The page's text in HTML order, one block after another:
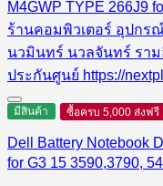
2,990 ฿.2,189
มีสินค้า ซื้อครบ 5,000 ส่งฟรี
Dell Battery Notebook
for G3 15 3590,3790,